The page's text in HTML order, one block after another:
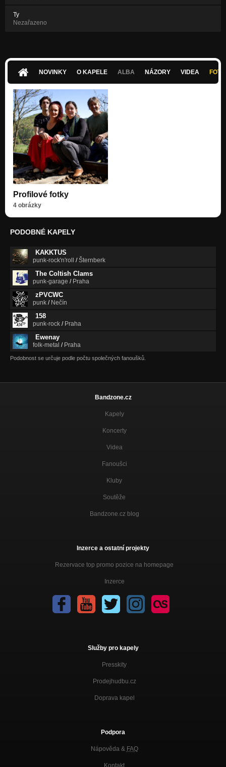
Ty
Nezařazeno
NOVINKY O KAPELE ALBA NÁZORY VIDEA
Profilové fotky
4 obrázky
PODOBNÉ KAPELY
KAKKTUS
punk-rock'n'roll /Šternberk
The Coltish Clams
punk-garage / Praha
zPVCWC
punk / Nečín
158
punk-rock / Praha
Ewenay
folk-metal / Praha
Podobnost se určuje podle počtu společných fanoušků.
Bandzone.cz
Kapely
Koncerty
Videa
Fanoušci
Kluby
Soutěže
Bandzone.cz blog
Inzerce a ostatní projekty
Rezervace top promo pozice na homepage
Inzerce
Služby pro kapely
Presskity
Prodejhudbu.cz
Doprava kapel
Podpora
Nápověda & FAQ